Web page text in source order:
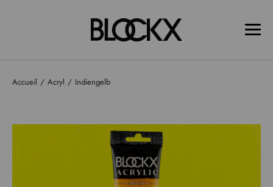
Accueil Acryl Indiengelb